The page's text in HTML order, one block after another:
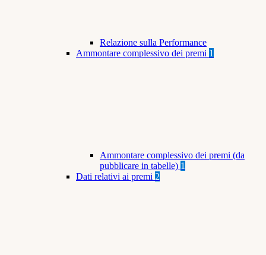
Relazione sulla Performance
Ammontare complessivo dei premi 1
Ammontare complessivo dei premi (da
pubblicare in tabelle) 1
Dati relativi ai premi 2